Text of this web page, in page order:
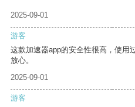
2025-09-01
游客
这款加速器app的安全性很高，使用
放心。
2025-09-01
游客